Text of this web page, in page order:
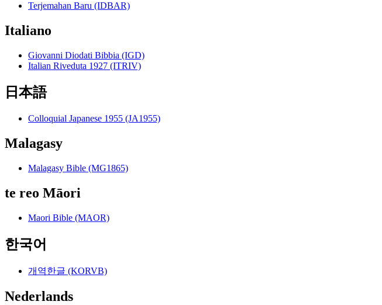
Terjemahan Baru (IDBAR)
Italiano
Giovanni Diodati Bibbia (IGD)
Italian Riveduta 1927 (ITRIV)
日本語
Colloquial Japanese 1955 (JA1955)
Malagasy
Malagasy Bible (MG1865)
te reo Māori
Maori Bible (MAOR)
한국어
개역한글 (KORVB)
Nederlands